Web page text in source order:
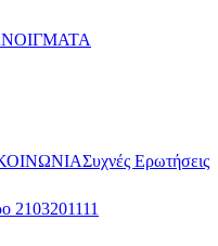
Συχνές Ερωτήσεις
2103201111